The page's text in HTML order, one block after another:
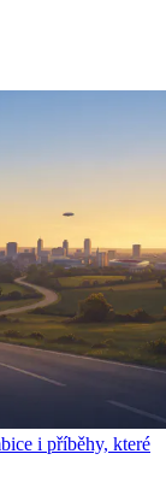
i příběhy, které